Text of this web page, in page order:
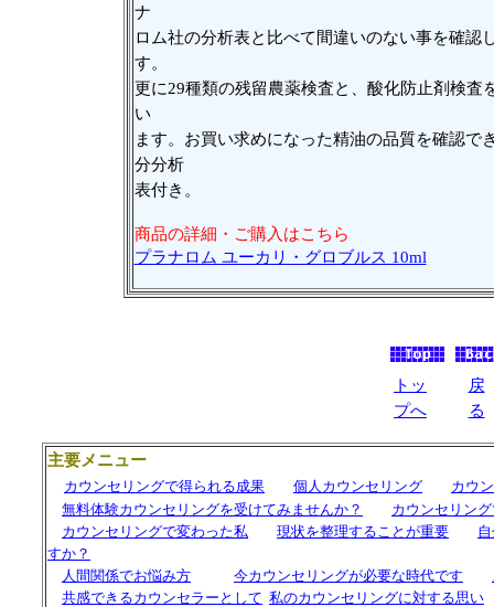
ナ
ロム社の分析表と比べて間違いのない事を確認
す。
更に29種類の残留農薬検査と、酸化防止剤検査
い
ます。お買い求めになった精油の品質を確認で
分分析
表付き。
商品の詳細・ご購入はこちら
プラナロム ユーカリ・グロブルス 10ml
トッ
プへ
戻
る
主要メニュー
カウンセリングで得られる成果 個人カウンセリング
カウ
無料体験カウンセリングを受けてみませんか？
カウンセリン
カウンセリングで変わった私
現状を整理することが重要
すか？
人間関係でお悩み方
今カウンセリングが必要な時代です
共感できるカウンセラーとして 私のカウンセリングに対する思い